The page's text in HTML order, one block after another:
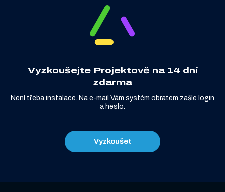
Vyzkoušejte Projektově na 14 dní
zdarma
Není třeba instalace. Na e-mail Vám systém obratem zašle login
a heslo.
Vyzkoušet